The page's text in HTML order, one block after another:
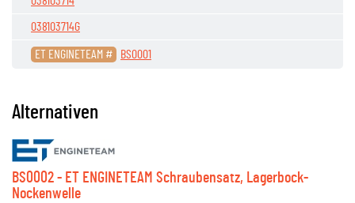
038103714G
ET ENGINETEAM # BS0001
Alternativen
BS0002 - ET ENGINETEAM Schraubensatz, Lagerbock-
Nockenwelle